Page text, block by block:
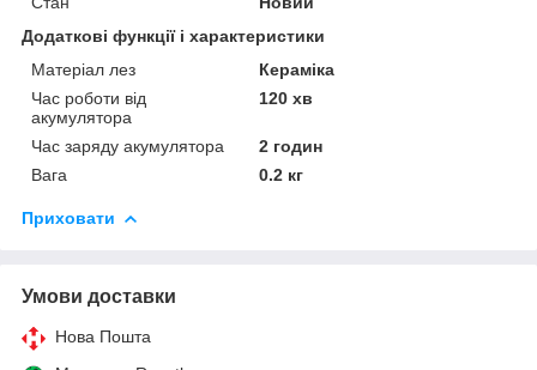
Додаткові функції і характеристики
Матеріал лез
Кераміка
Час роботи від
акумулятора
120 хв
Час заряду акумулятора
2 годин
Вага
0.2 кг
Приховати
Умови доставки
Нова Пошта